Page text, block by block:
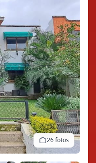
26 fotos